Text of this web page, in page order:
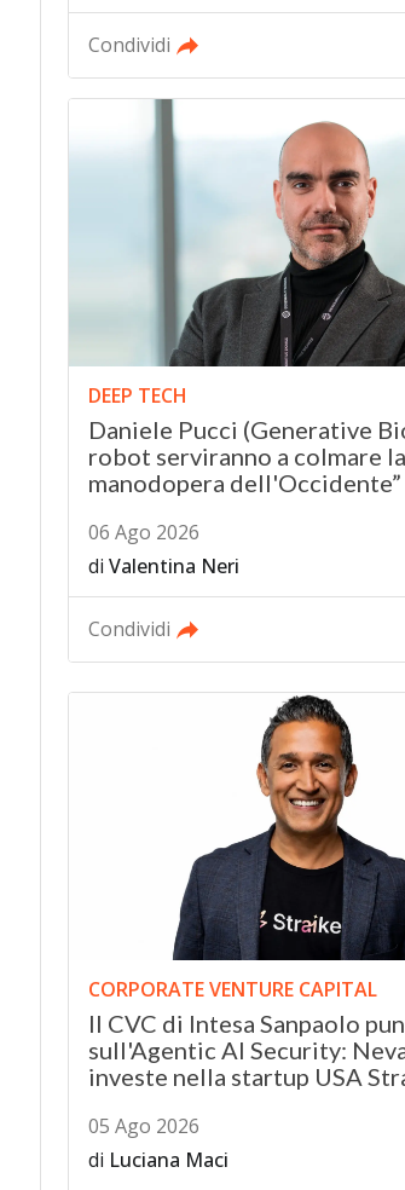
Condividi
DEEP TECH
Daniele Pucci (Generative
robot serviranno a colmare
manodopera dell'Occidente”
06 Ago 2026
di Valentina Neri
Condividi
CORPORATE VENTURE CAPITAL
Il CVC di Intesa Sanpaolo
sull'Agentic AI Security:
investe nella startup USA
05 Ago 2026
di Luciana Maci